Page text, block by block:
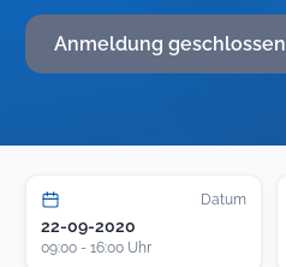
Anmeldung geschlossen
Datum
22-09-2020
09:00 - 16:00 Uhr